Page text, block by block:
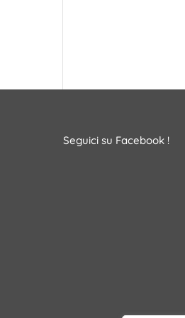
Seguici su Facebook !